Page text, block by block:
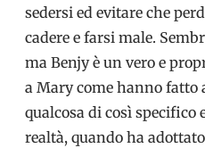
sedersi ed evitare che
cadere e farsi male.
ma Benjy è un vero e
a Mary come hanno fatto
qualcosa di così specifico
realtà, quando ha